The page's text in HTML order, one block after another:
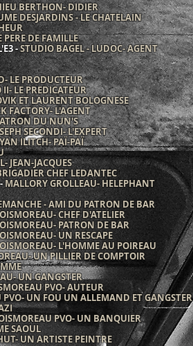
BERTHON- DIDIER
DESJARDINS - LE CHATELAIN
DE FAMILLE
-STUDIO BAGEL - LUDOC- AGENT
LE PRODUCTEUR
LE PREDICATEUR
ET LAURENT BOLOGNESE
FACTORY- L'AGENT
DU NUN'S
SECONDI- L'EXPERT
ILITCH- PAÏ-PAÏ
JEAN-JACQUES
CHEF LEDANTEC
-MALLORY GROLLEAU- HELEPHANT
- AMI DU PATRON DE BAR
CHEF D'ATELIER
PATRON DE BAR
UN RESCAPE
L'HOMME AU POIREAU
UN PILLIER DE COMPTOIR
UN GANGSTER
PVO- AUTEUR
PVO- UN FOU UN ALLEMAND ET GANGSTER
PVO- UN BANQUIER
SAOUL
UN ARTISTE PEINTRE